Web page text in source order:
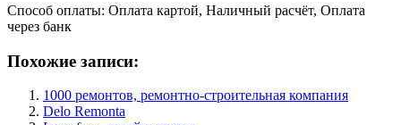
Способ оплаты: Оплата картой, Наличный расчёт, Оплата
через банк
Похожие записи:
1000 ремонтов, ремонтно-строительная компания
Delo Remonta